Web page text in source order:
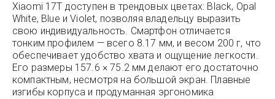
Xiaomi 17T доступен в трендовых цветах: Black, Opal
White, Blue и Violet, позволяя владельцу выразить
свою индивидуальность. Смартфон отличается
тонким профилем — всего 8.17 мм, и весом 200 г, что
обеспечивает удобство хвата и ощущение легкости.
Его размеры 157.6 × 75.2 мм делают его достаточно
компактным, несмотря на большой экран. Плавные
изгибы корпуса и продуманная эргономика